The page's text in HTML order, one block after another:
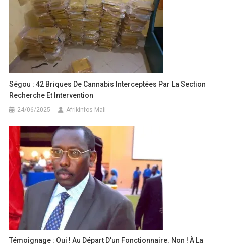
Ségou : 42 Briques De Cannabis Interceptées Par La Section
Recherche Et Intervention
24/06/2025 Afrikinfos-Mali
Témoignage : Oui ! Au Départ D’un Fonctionnaire. Non ! À La